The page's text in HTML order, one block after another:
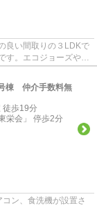
良い間取りの３LDKで
す。エコジョーズや食
棟 仲介手数料無
徒歩19分
栄会」 停歩2分
ン、食洗機が設置さ